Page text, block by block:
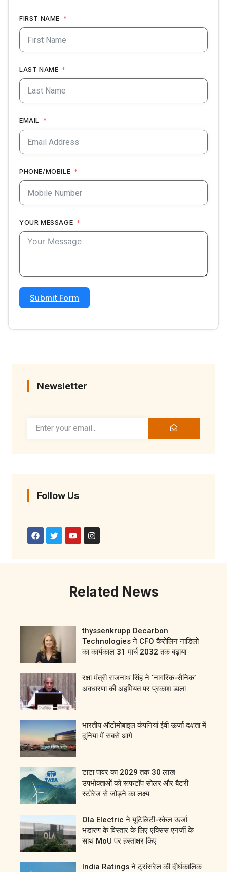
FIRST NAME
LAST NAME
EMAIL
PHONE/MOBILE
YOUR MESSAGE
Submit Form
Newsletter
Follow Us
Related News
thyssenkrupp Decarbon
Technologies ने CFO कैरोलिन नाडिलो
का कार्यकाल 31 मार्च 2032 तक बढ़ाया
रक्षा मंत्री राजनाथ सिंह ने ‘नागरिक-सैनिक’
अवधारणा की अहमियत पर प्रकाश डाला
भारतीय ऑटोमोबाइल कंपनियां ईवी ऊर्जा दक्षता में
दुनिया में सबसे आगे
टाटा पावर का 2029 तक 30 लाख
उपभोक्ताओं को रूफटॉप सोलर और बैटरी
स्टोरेज से जोड़ने का लक्ष्य
Ola Electric ने यूटिलिटी-स्केल ऊर्जा
भंडारण के विस्तार के लिए एक्सिस एनर्जी के
साथ MoU पर हस्ताक्षर किए
India Ratings ने ट्रांसरेल की दीर्घकालिक